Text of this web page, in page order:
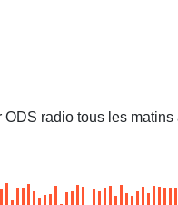
radio tous les